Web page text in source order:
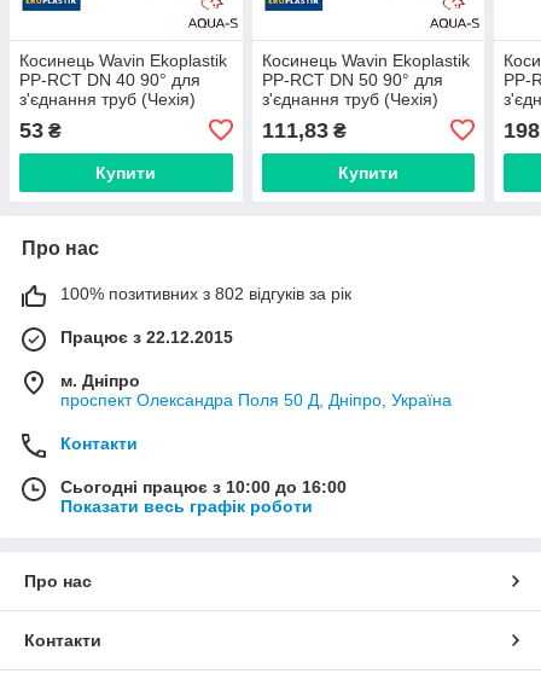
Косинець Wavin Ekoplastik
PP-RCT DN 40 90° для
з'єднання труб (Чехія)
53 ₴
Купити
Косинець Wavin Ekoplastik
PP-RCT DN 50 90° для
з'єднання труб (Чехія)
111,83₴
Купити
PP-
Про нас
100% позитивних з 802 відгуків за рік
Працює з 22.12.2015
м. Дніпро
проспект Олександра Поля 50 Д, Дніпро, Україна
Контакти
Сьогодні працює з 10:00 до 16:00
Показати весь графік роботи
Про нас
Контакти